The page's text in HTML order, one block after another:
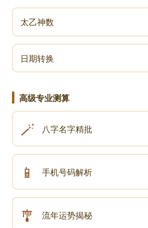
太乙神数
日期转换
高级专业测算
🪄 八字名字精批
📱 手机号码解析
🎐 流年运势揭秘